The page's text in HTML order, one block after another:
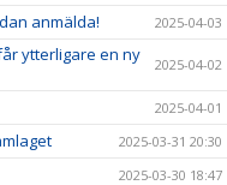
anmälda! 2025-04-03
ytterligare en ny
2025-04-02
2025-04-01
2025-03-31 20:30
2025-03-30 18:47